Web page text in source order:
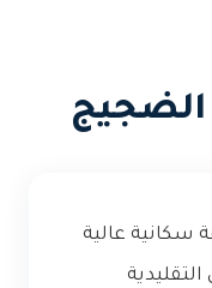
سكانية عالية